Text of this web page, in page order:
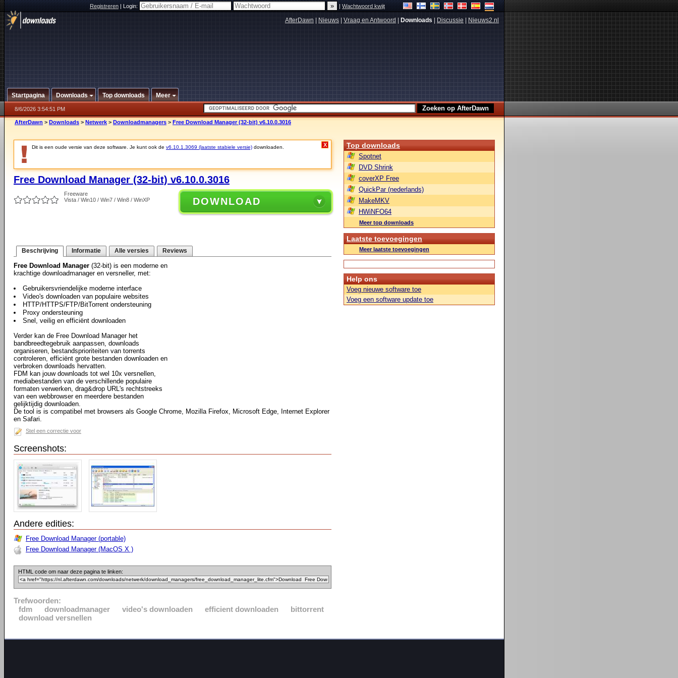
Registreren|Login: |Wachtwoord kwijt
AfterDawn Nieuws Vraag en Antwoord Downloads Discussie Nieuws2.nl
Startpagina Downloads Top downloads Meer
8/6/2026 3:54:51 PM
AfterDawn > Downloads > Netwerk > Downloadmanagers > Free Download Manager (32-bit) v6.10.0.3016
Dit is een oude versie van deze software. Je kunt ook de v6.10.1.3069 (laatste stabiele versie) downloaden. X
Free Download Manager (32-bit) v6.10.0.3016
Freeware
Vista / Win10 / Win7 / Win8 / WinXP
DOWNLOAD
Beschrijving Informatie Alle versies Reviews
Free Download Manager (32-bit) is een moderne en
krachtige downloadmanager en versneller, met:
Gebruikersvriendelijke moderne interface
Video's downloaden van populaire websites
HTTP/HTTPS/FTP/BitTorrent ondersteuning
Proxy ondersteuning
Snel, veilig en efficiënt downloaden
Verder kan de Free Download Manager het
bandbreedtegebruik aanpassen, downloads
organiseren, bestandsprioriteiten van torrents
controleren, efficiënt grote bestanden downloaden en
verbroken downloads hervatten.
FDM kan jouw downloads tot wel 10x versnellen,
mediabestanden van de verschillende populaire
formaten verwerken, drag&drop URL's rechtstreeks
van een webbrowser en meerdere bestanden
gelijktijdig downloaden.
De tool is is compatibel met browsers als Google Chrome, Mozilla Firefox, Microsoft Edge, Internet Explorer
en Safari.
Stel een correctie voor
Screenshots:
Andere edities:
Free Download Manager (portable)
Free Download Manager (MacOS X )
HTML code om naar deze pagina te linken:
Trefwoorden:
fdm
downloadmanager video's downloaden efficient downloaden
bittorrent
download versnellen
Top downloads
Spotnet
DVD Shrink
coverXP Free
QuickPar (nederlands)
MakeMKV
HWiNFO64
Meer top downloads
Laatste toevoegingen
Meer laatste toevoegingen
Help ons
Voeg nieuwe software toe
Voeg een software update toe